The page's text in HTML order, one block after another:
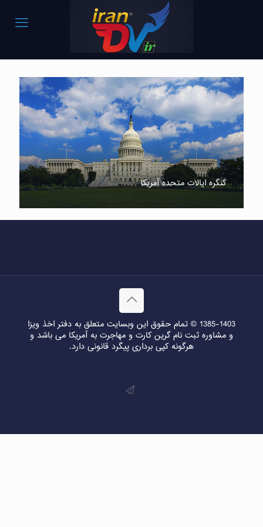
کنگره ایالات متحده آمریکا
1385-1403 © تمام حقوق این وبسایت متعلق به دفتر اخذ ویزا
و مشاوره ثبت نام گرین کارت و مهاجرت به آمریکا می باشد و
هرگونه کپی برداری پیگرد قانونی دارد.